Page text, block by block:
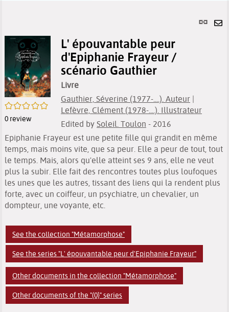
link
/5
0 review
L' épouvantable peur
d'Epiphanie Frayeur /
scénario Gauthier
Livre
Gauthier, Séverine (1977-....). Auteur |
Lefèvre, Clément (1978-....). Illustrateur
Edited by Soleil. Toulon - 2016
Epiphanie Frayeur est une petite fille qui grandit en même
temps, mais moins vite, que sa peur. Elle a peur de tout, tout
le temps. Mais, alors qu'elle atteint ses 9 ans, elle ne veut
plus la subir. Elle fait des rencontres toutes plus loufoques
les unes que les autres, tissant des liens qui la rendent plus
forte, avec un coiffeur, un psychiatre, un chevalier, un
dompteur, une voyante, etc.
See the collection "Métamorphose"
See the series "L' épouvantable peur d'Epiphanie Frayeur"
Other documents in the collection "Métamorphose"
Other documents of the "(0}" series